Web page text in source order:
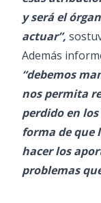
y será el
actuar”,
Además
“debemos
nos permita
perdido en
forma de que
hacer los
problemas